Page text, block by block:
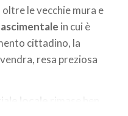
le vecchie mura e
in cui è
cittadino, la
resa preziosa
locale
rimase ben